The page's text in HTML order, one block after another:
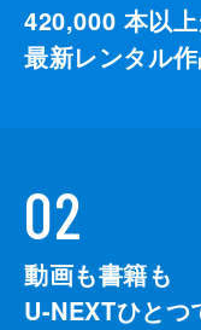
420,000 本以
最新レンタル作
02
動画も書籍も
U-NEXTひとつ